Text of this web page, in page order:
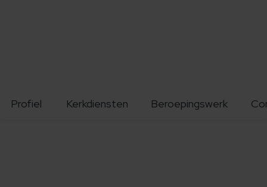
Profiel Kerkdiensten Beroepingswerk